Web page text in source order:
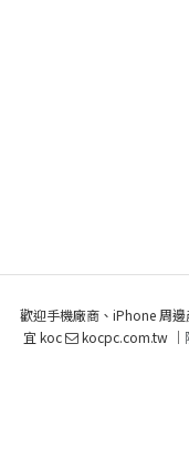
歡迎手機廠商、iPhone 周
宜 koc
kocpc.com.tw ｜